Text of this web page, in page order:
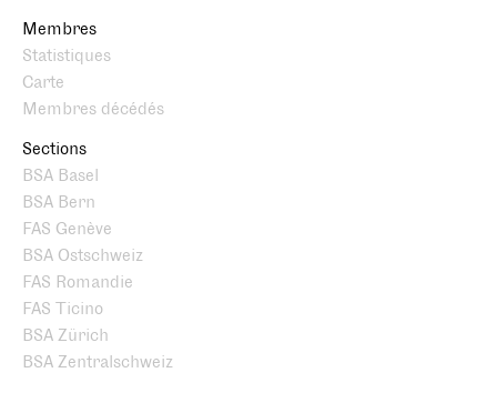
Membres
Statistiques
Carte
Membres décédés
Sections
BSA Basel
BSA Bern
FAS Genève
BSA Ostschweiz
FAS Romandie
FAS Ticino
BSA Zürich
BSA Zentralschweiz